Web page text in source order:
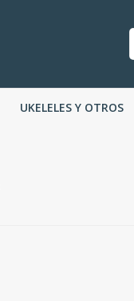
UKELELES Y OTROS